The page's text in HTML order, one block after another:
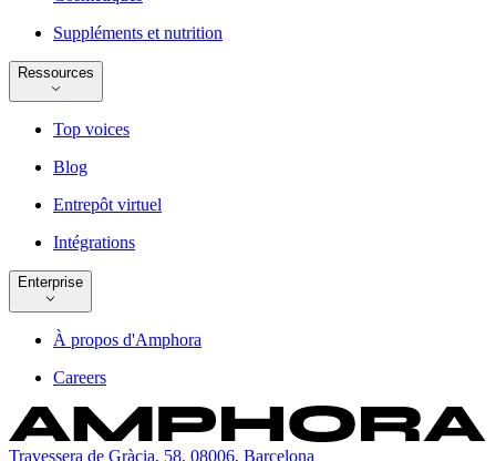
Suppléments et nutrition
Ressources
Top voices
Blog
Entrepôt virtuel
Intégrations
Enterprise
À propos d'Amphora
Careers
Travessera de Gràcia, 58, 08006, Barcelona